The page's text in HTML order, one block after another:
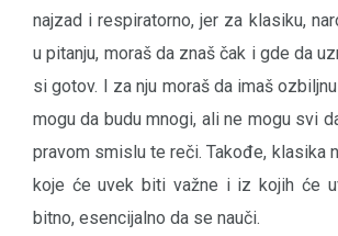
najzad i respiratorno, jer za klasiku,
u pitanju, moraš da znaš čak i gde da
si gotov. I za nju moraš da imaš
mogu da budu mnogi, ali ne mogu svi
pravom smislu te reči. Takođe, klasika
koje će uvek biti važne i iz kojih će
bitno, esencijalno da se nauči.